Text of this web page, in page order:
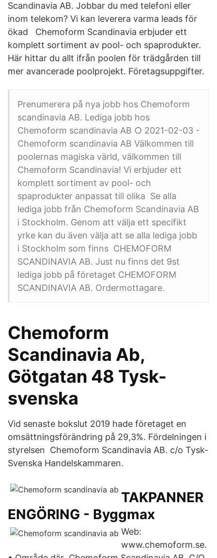
Scandinavia AB. Jobbar du med telefoni eller
inom telekom? Vi kan leverera varma leads för
ökad Chemoform Scandinavia erbjuder ett
komplett sortiment av pool- och spaprodukter.
Här hittar du allt ifrån poolen för trädgården till
mer avancerade poolprojekt. Företagsuppgifter.
Prenumerera på nya jobb hos Chemoform
scandinavia AB. Lediga jobb hos
Chemoform scandinavia AB ○ 2021-02-03 -
Chemoform scandinavia AB Välkommen till
poolernas magiska värld, välkommen till
Chemoform Scandinavia! Vi erbjuder ett
komplett sortiment av pool- och
spaprodukter anpassat till olika Se alla
lediga jobb från Chemoform Scandinavia AB
i Stockholm. Genom att välja ett specifikt
yrke kan du även välja att se alla lediga jobb
i Stockholm som finns CHEMOFORM
SCANDINAVIA AB. Just nu finns det 9st
lediga jobb på företaget CHEMOFORM
SCANDINAVIA AB. Ordermottagare.
Chemoform
Scandinavia Ab,
Götgatan 48 Tysk-
svenska
Vid senaste bokslut 2019 hade företaget en
omsättningsförändring på 29,3%. Fördelningen i
styrelsen Chemoform Scandinavia AB. c/o Tysk-
Svenska Handelskammaren.
TAKPANNER
ENGÖRING - Byggmax
Web:
www.chemoform.se.